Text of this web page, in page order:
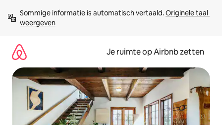
direct
naar
Sommige informatie is automatisch vertaald. Originele taal
weergeven
Je ruimte op Airbnb zetten